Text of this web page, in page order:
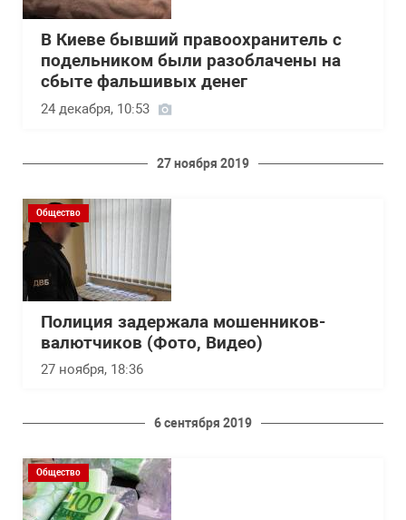
В Киеве бывший правоохранитель с
подельником были разоблачены на
сбыте фальшивых денег
24 декабря, 10:53
27 ноября 2019
Общество
Полиция задержала мошенников-
валютчиков (Фото, Видео)
27 ноября, 18:36
6 сентября 2019
Общество